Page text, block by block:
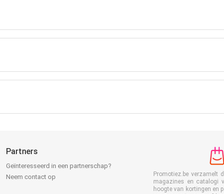
Partners
Geïnteresseerd in een partnerschap?
Neem contact op
Promotiez.be verzamelt
magazines en catalogi
hoogte van kortingen en